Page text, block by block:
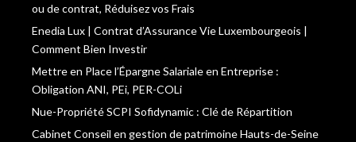
ou de contrat, Réduisez vos Frais
Enedia Lux | Contrat d’Assurance Vie Luxembourgeois |
Comment Bien Investir
Mettre en Place l’Épargne Salariale en Entreprise :
Obligation ANI, PEi, PER-COLi
Nue-Propriété SCPI Sofidynamic : Clé de Répartition
Cabinet Conseil en gestion de patrimoine Hauts-de-Seine